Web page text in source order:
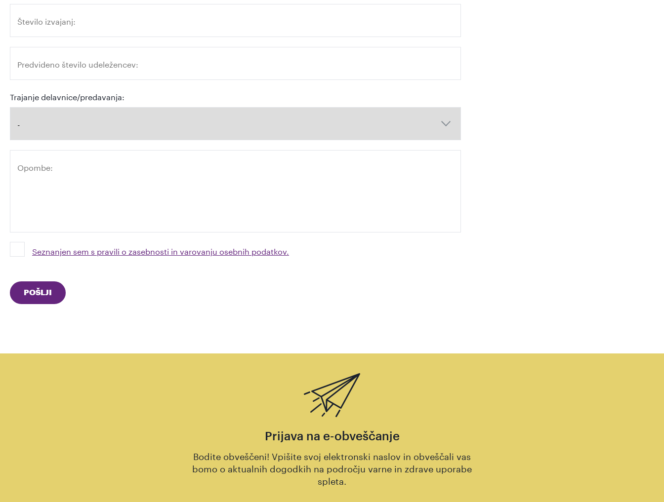
Trajanje delavnice/predavanja:
Seznanjen sem s pravili o zasebnosti in varovanju osebnih podatkov.
Prijava na e-obveščanje
Bodite obveščeni! Vpišite svoj elektronski naslov in obveščali vas
bomo o aktualnih dogodkih na področju varne in zdrave uporabe
spleta.